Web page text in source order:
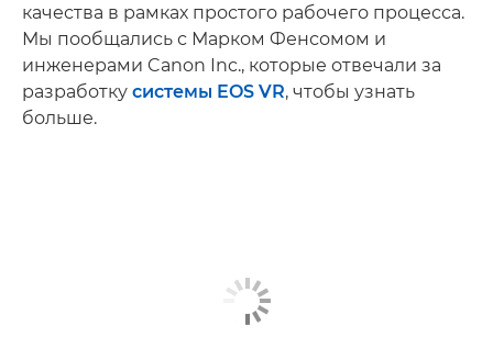
качества в рамках простого рабочего процесса.
Мы пообщались с Марком Фенсомом и
инженерами Canon Inc., которые отвечали за
разработку системы EOS VR, чтобы узнать
больше.